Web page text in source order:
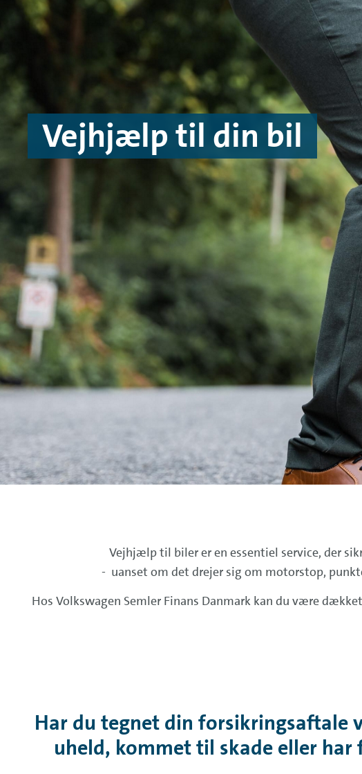
Vejhjælp til din bil
Vejhjælp til biler er en essentiel service, der
- uanset om det drejer sig om motorstop,
Hos Volkswagen Semler Finans Danmark kan du være
Har du tegnet din forsikringsaftale
uheld, kommet til skade eller